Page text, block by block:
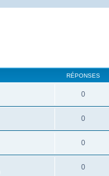
RÉPONSES
0
0
0
0